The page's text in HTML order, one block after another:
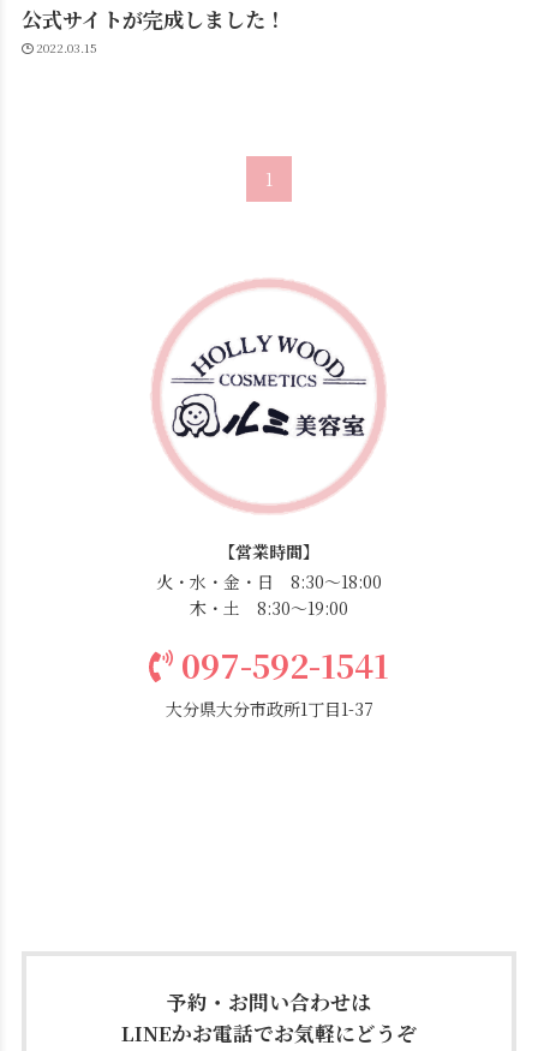
公式サイトが完成しました！
2022.03.15
1
【営業時間】
火・水・金・日 8:30〜18:00
木・土 8:30〜19:00
097-592-1541
大分県大分市政所1丁目1-37
予約・お問い合わせは
LINEかお電話でお気軽にどうぞ